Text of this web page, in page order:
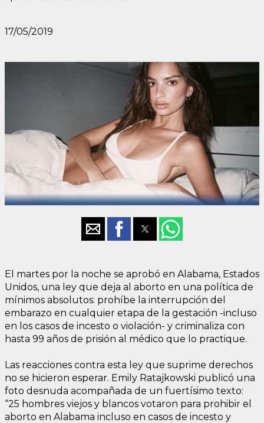
17/05/2019
El martes por la noche se aprobó en Alabama, Estados
Unidos, una ley que deja al aborto en una política de
mínimos absolutos: prohíbe la interrupción del
embarazo en cualquier etapa de la gestación -incluso
en los casos de incesto o violación- y criminaliza con
hasta 99 años de prisión al médico que lo practique.
Las reacciones contra esta ley que suprime derechos
no se hicieron esperar. Emily Ratajkowski publicó una
foto desnuda acompañada de un fuertísimo texto:
“25 hombres viejos y blancos votaron para prohibir el
aborto en Alabama incluso en casos de incesto y